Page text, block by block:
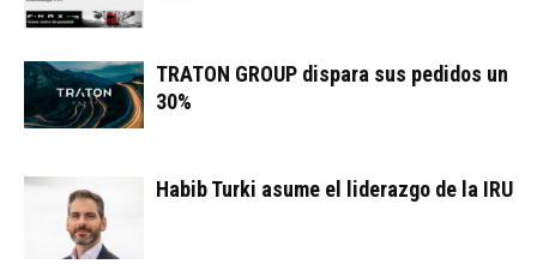
TRATON GROUP dispara sus pedidos un
30%
Habib Turki asume el liderazgo de la IRU